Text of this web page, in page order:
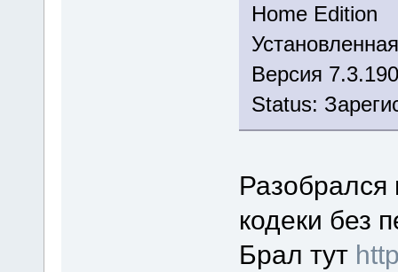
Home Edition
Версия
Status:
Разобрался
кодеки без
Брал тут